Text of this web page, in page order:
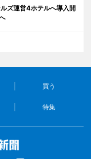
ズ運営4ホテルへ導入開
買う
特集